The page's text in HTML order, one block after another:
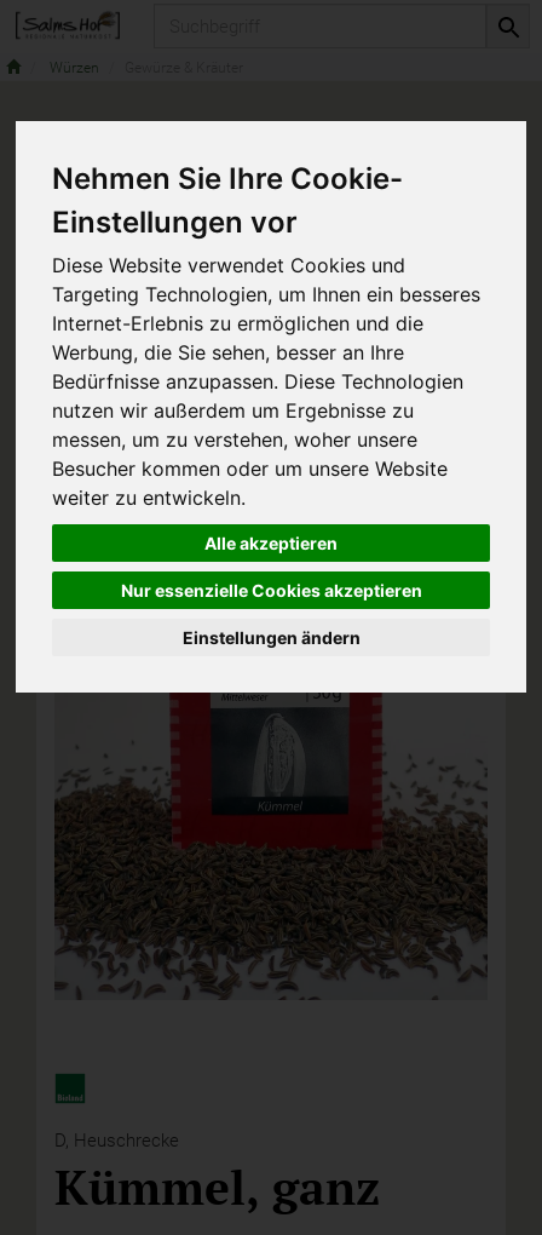
Nehmen Sie Ihre Cookie-
Einstellungen vor
Diese Website verwendet Cookies und
Targeting Technologien, um Ihnen ein besseres
Internet-Erlebnis zu ermöglichen und die
Werbung, die Sie sehen, besser an Ihre
Bedürfnisse anzupassen. Diese Technologien
nutzen wir außerdem um Ergebnisse zu
messen, um zu verstehen, woher unsere
Besucher kommen oder um unsere Website
weiter zu entwickeln.
Alle akzeptieren
Nur essenzielle Cookies akzeptieren
Einstellungen ändern
Würzen
D, Heuschrecke
Kümmel, ganz